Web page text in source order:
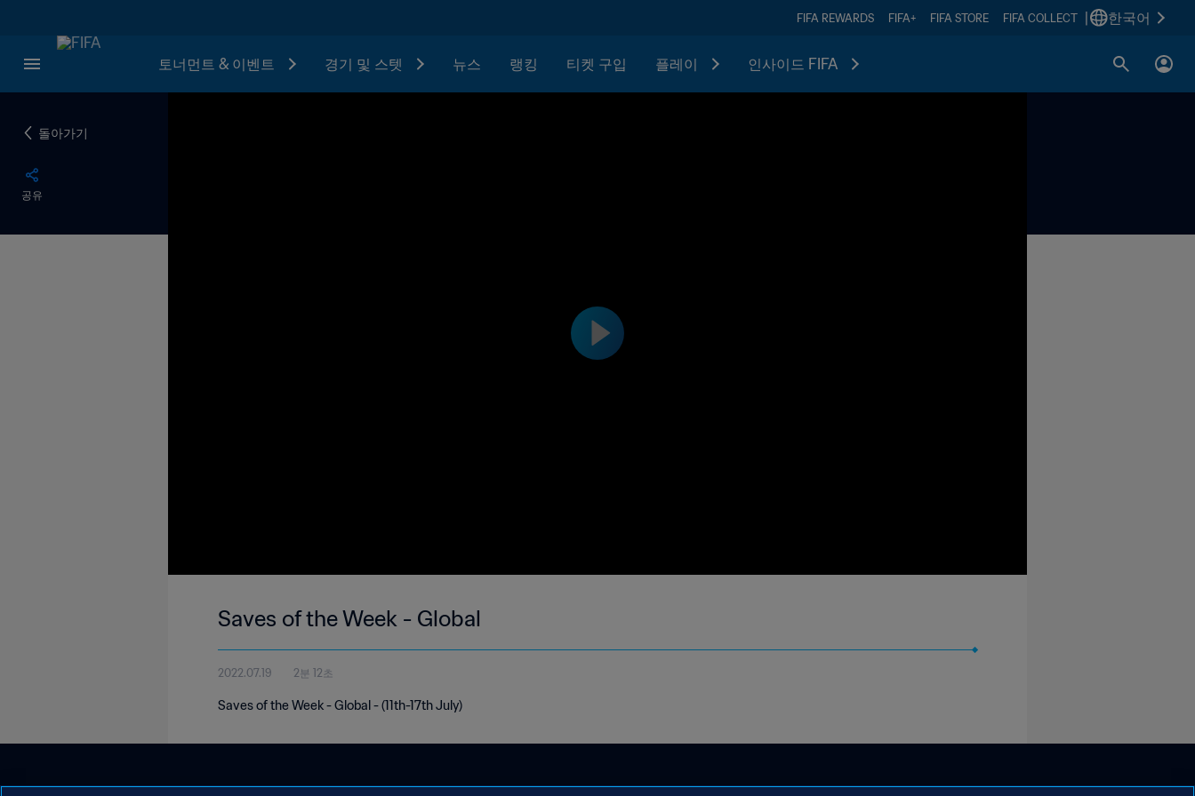
FIFA REWARDS FIFA+ FIFA STORE FIFA COLLECT 한국어
토너먼트 & 이벤트 경기 및 스텟 뉴스 랭킹 티켓 구입 플레이 인사이드 FIFA
돌아가기
공유
Saves of the Week - Global
2022.07.19 2분 12초
Saves of the Week - Global - (11th-17th July)